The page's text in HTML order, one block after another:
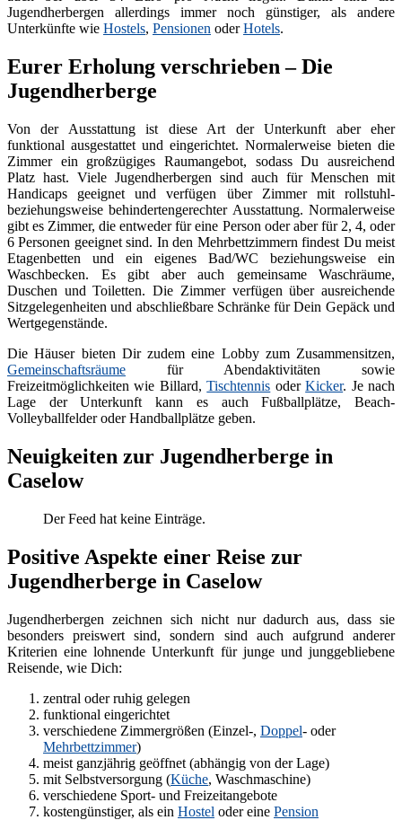
Jugendherbergen allerdings immer noch günstiger, als andere
Unterkünfte wie Hostels, Pensionen oderHotels.
Eurer Erholung verschrieben – Die
Jugendherberge
Von der Ausstattung ist diese Art der Unterkunft aber eher
funktional ausgestattet und eingerichtet. Normalerweise bieten die
Zimmer ein großzügiges Raumangebot, sodass Du ausreichend
Platz hast. Viele Jugendherbergen sind auch für Menschen mit
Handicaps geeignet und verfügen über Zimmer mit rollstuhl-
beziehungsweise behindertengerechter Ausstattung. Normalerweise
gibt es Zimmer, die entweder für eine Person oder aber für 2, 4, oder
6 Personen geeignet sind. In den Mehrbettzimmern findest Du meist
Etagenbetten und ein eigenes Bad/WC beziehungsweise ein
Waschbecken. Es gibt aber auch gemeinsame Waschräume,
Duschen und Toiletten. Die Zimmer verfügen über ausreichende
Sitzgelegenheiten und abschließbare Schränke für Dein Gepäck und
Wertgegenstände.
Die Häuser bieten Dir zudem eine Lobby zum Zusammensitzen,
Gemeinschaftsräume für Abendaktivitäten sowie
Freizeitmöglichkeiten wie Billard,Tischtennis oderKicker. Je nach
Lage der Unterkunft kann es auch Fußballplätze, Beach-
Volleyballfelder oder Handballplätze geben.
Neuigkeiten zur Jugendherberge in
Caselow
Der Feed hat keine Einträge.
Positive Aspekte einer Reise zur
Jugendherberge in Caselow
Jugendherbergen zeichnen sich nicht nur dadurch aus, dass sie
besonders preiswert sind, sondern sind auch aufgrund anderer
Kriterien eine lohnende Unterkunft für junge und junggebliebene
Reisende, wie Dich:
zentral oder ruhig gelegen
funktional eingerichtet
verschiedene Zimmergrößen (Einzel-, Doppel- oder
Mehrbettzimmer)
meist ganzjährig geöffnet (abhängig von der Lage)
mit Selbstversorgung (Küche, Waschmaschine)
verschiedene Sport- und Freizeitangebote
kostengünstiger, als ein Hostel oder eine Pension